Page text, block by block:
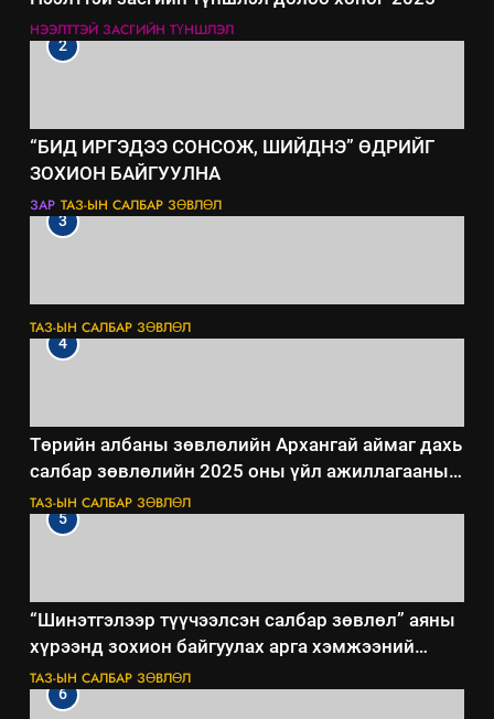
НЭЭЛТТЭЙ ЗАСГИЙН ТҮНШЛЭЛ
2
“БИД ИРГЭДЭЭ СОНСОЖ, ШИЙДНЭ” ӨДРИЙГ
ЗОХИОН БАЙГУУЛНА
ЗАР ТАЗ-ЫН САЛБАР ЗӨВЛӨЛ
3
ТАЗ-ЫН САЛБАР ЗӨВЛӨЛ
4
Төрийн албаны зөвлөлийн Архангай аймаг дахь
салбар зөвлөлийн 2025 оны үйл ажиллагааны
жилийн төлөвлөгөө
ТАЗ-ЫН САЛБАР ЗӨВЛӨЛ
5
“Шинэтгэлээр түүчээлсэн салбар зөвлөл” аяны
хүрээнд зохион байгуулах арга хэмжээний
төлөвлөгөө
ТАЗ-ЫН САЛБАР ЗӨВЛӨЛ
6